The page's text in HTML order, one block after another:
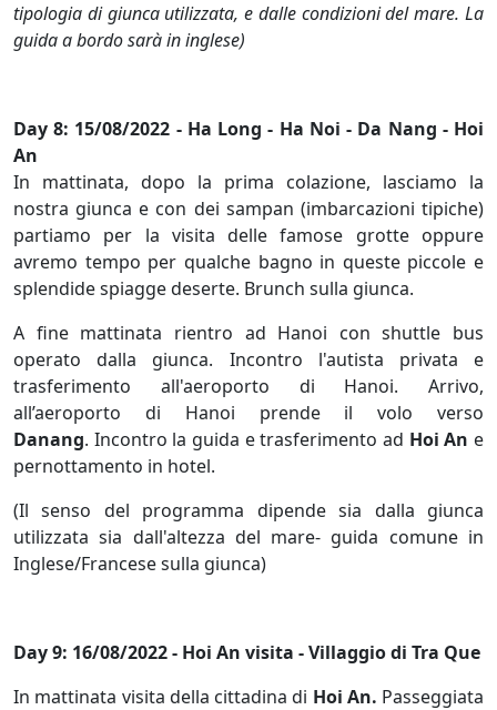
tipologia di giunca utilizzata, e dalle condizioni del mare. La
guida a bordo sarà in inglese)
Day 8: 15/08/2022 - Ha Long - Ha Noi - Da Nang - Hoi
An
In mattinata, dopo la prima colazione, lasciamo la
nostra giunca e con dei sampan (imbarcazioni tipiche)
partiamo per la visita delle famose grotte oppure
avremo tempo per qualche bagno in queste piccole e
splendide spiagge deserte. Brunch sulla giunca.
A fine mattinata rientro ad Hanoi con shuttle bus
operato dalla giunca. Incontro l'autista privata e
trasferimento all'aeroporto di Hanoi. Arrivo,
all’aeroporto di Hanoi prende il volo verso
Danang. Incontro la guida e trasferimento ad Hoi An e
pernottamento in hotel.
(Il senso del programma dipende sia dalla giunca
utilizzata sia dall'altezza del mare- guida comune in
Inglese/Francese sulla giunca)
Day 9: 16/08/2022 - Hoi An visita - Villaggio di Tra Que
In mattinata visita della cittadina di Hoi An. Passeggiata